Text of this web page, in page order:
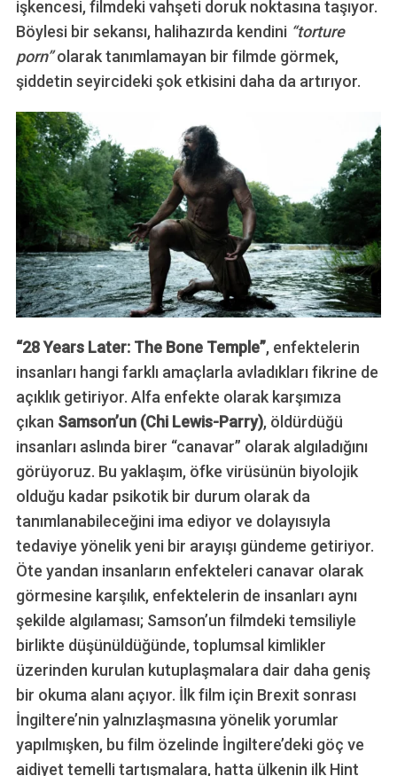
işkencesi, filmdeki vahşeti doruk noktasına taşıyor.
Böylesi bir sekansı, halihazırda kendini “torture
porn”olarak tanımlamayan bir filmde görmek,
şiddetin seyircideki şok etkisini daha da artırıyor.
“28 Years Later: The Bone Temple”, enfektelerin
insanları hangi farklı amaçlarla avladıkları fikrine de
açıklık getiriyor. Alfa enfekte olarak karşımıza
çıkan Samson’un (Chi Lewis-Parry), öldürdüğü
insanları aslında birer “canavar” olarak algıladığını
görüyoruz. Bu yaklaşım, öfke virüsünün biyolojik
olduğu kadar psikotik bir durum olarak da
tanımlanabileceğini ima ediyor ve dolayısıyla
tedaviye yönelik yeni bir arayışı gündeme getiriyor.
Öte yandan insanların enfekteleri canavar olarak
görmesine karşılık, enfektelerin de insanları aynı
şekilde algılaması; Samson’un filmdeki temsiliyle
birlikte düşünüldüğünde, toplumsal kimlikler
üzerinden kurulan kutuplaşmalara dair daha geniş
bir okuma alanı açıyor. İlk film için Brexit sonrası
İngiltere’nin yalnızlaşmasına yönelik yorumlar
yapılmışken, bu film özelinde İngiltere’deki göç ve
aidiyet temelli tartışmalara, hatta ülkenin ilk Hint